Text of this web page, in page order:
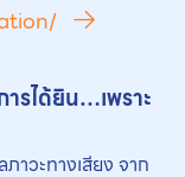
รได้ยิน…เพราะ
าวะทางเสียง จาก